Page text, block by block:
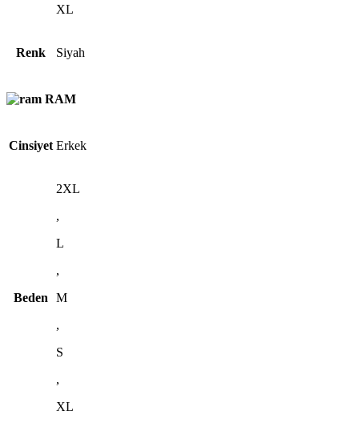
XL
Renk Siyah
RAM
Cinsiyet Erkek
Beden
2XL
,
L
,
M
,
S
,
XL